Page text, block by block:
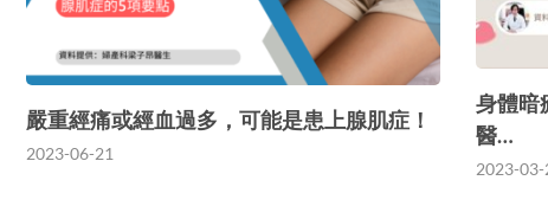
嚴重經痛或經血過多，可能是患上腺肌症！
2023-06-21
身體暗
醫…
2023-03-